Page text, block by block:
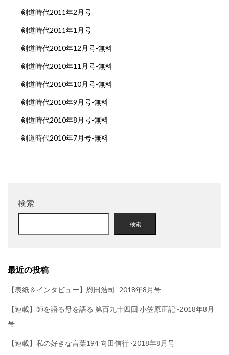
剣道時代2011年2月号
剣道時代2011年1月号
剣道時代2010年12月号-無料
剣道時代2010年11月号-無料
剣道時代2010年10月号-無料
剣道時代2010年9月号-無料
剣道時代2010年8月号-無料
剣道時代2010年7月号-無料
検索
検索
最近の投稿
【表紙＆インタビュー】恩田浩司 -2018年8月号-
【連載】師を語る母を語る 第百九十四回 小笠原正記 -2018年8月
号-
【連載】私の好きな言葉194 向田信行 -2018年8月号